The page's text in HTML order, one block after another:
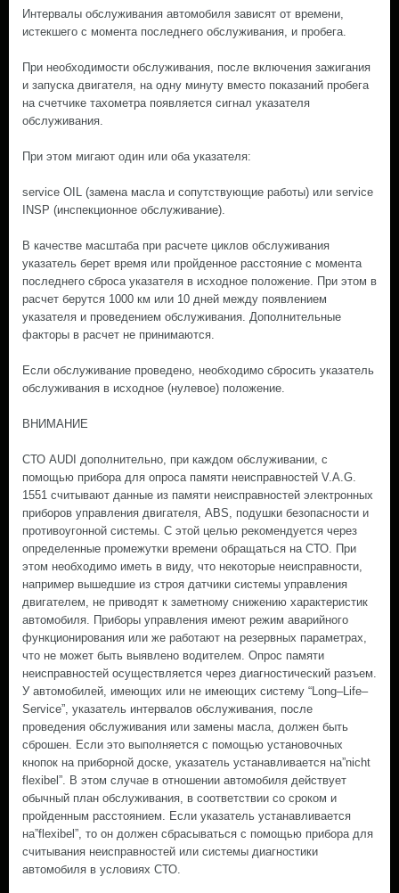
Интервалы обслуживания автомобиля зависят от времени,
истекшего с момента последнего обслуживания, и пробега.
При необходимости обслуживания, после включения зажигания
и запуска двигателя, на одну минуту вместо показаний пробега
на счетчике тахометра появляется сигнал указателя
обслуживания.
При этом мигают один или оба указателя:
service OIL (замена масла и сопутствующие работы) или service
INSP (инспекционное обслуживание).
В качестве масштаба при расчете циклов обслуживания
указатель берет время или пройденное расстояние с момента
последнего сброса указателя в исходное положение. При этом в
расчет берутся 1000 км или 10 дней между появлением
указателя и проведением обслуживания. Дополнительные
факторы в расчет не принимаются.
Если обслуживание проведено, необходимо сбросить указатель
обслуживания в исходное (нулевое) положение.
ВНИМАНИЕ
СТО AUDI дополнительно, при каждом обслуживании, с
помощью прибора для опроса памяти неисправностей V.A.G.
1551 считывают данные из памяти неисправностей электронных
приборов управления двигателя, ABS, подушки безопасности и
противоугонной системы. С этой целью рекомендуется через
определенные промежутки времени обращаться на СТО. При
этом необходимо иметь в виду, что некоторые неисправности,
например вышедшие из строя датчики системы управления
двигателем, не приводят к заметному снижению характеристик
автомобиля. Приборы управления имеют режим аварийного
функционирования или же работают на резервных параметрах,
что не может быть выявлено водителем. Опрос памяти
неисправностей осуществляется через диагностический разъем.
У автомобилей, имеющих или не имеющих систему “Long–Life–
Service”, указатель интервалов обслуживания, после
проведения обслуживания или замены масла, должен быть
сброшен. Если это выполняется с помощью установочных
кнопок на приборной доске, указатель устанавливается на”nicht
flexibel”. В этом случае в отношении автомобиля действует
обычный план обслуживания, в соответствии со сроком и
пройденным расстоянием. Если указатель устанавливается
на”flexibel”, то он должен сбрасываться с помощью прибора для
считывания неисправностей или системы диагностики
автомобиля в условиях СТО.